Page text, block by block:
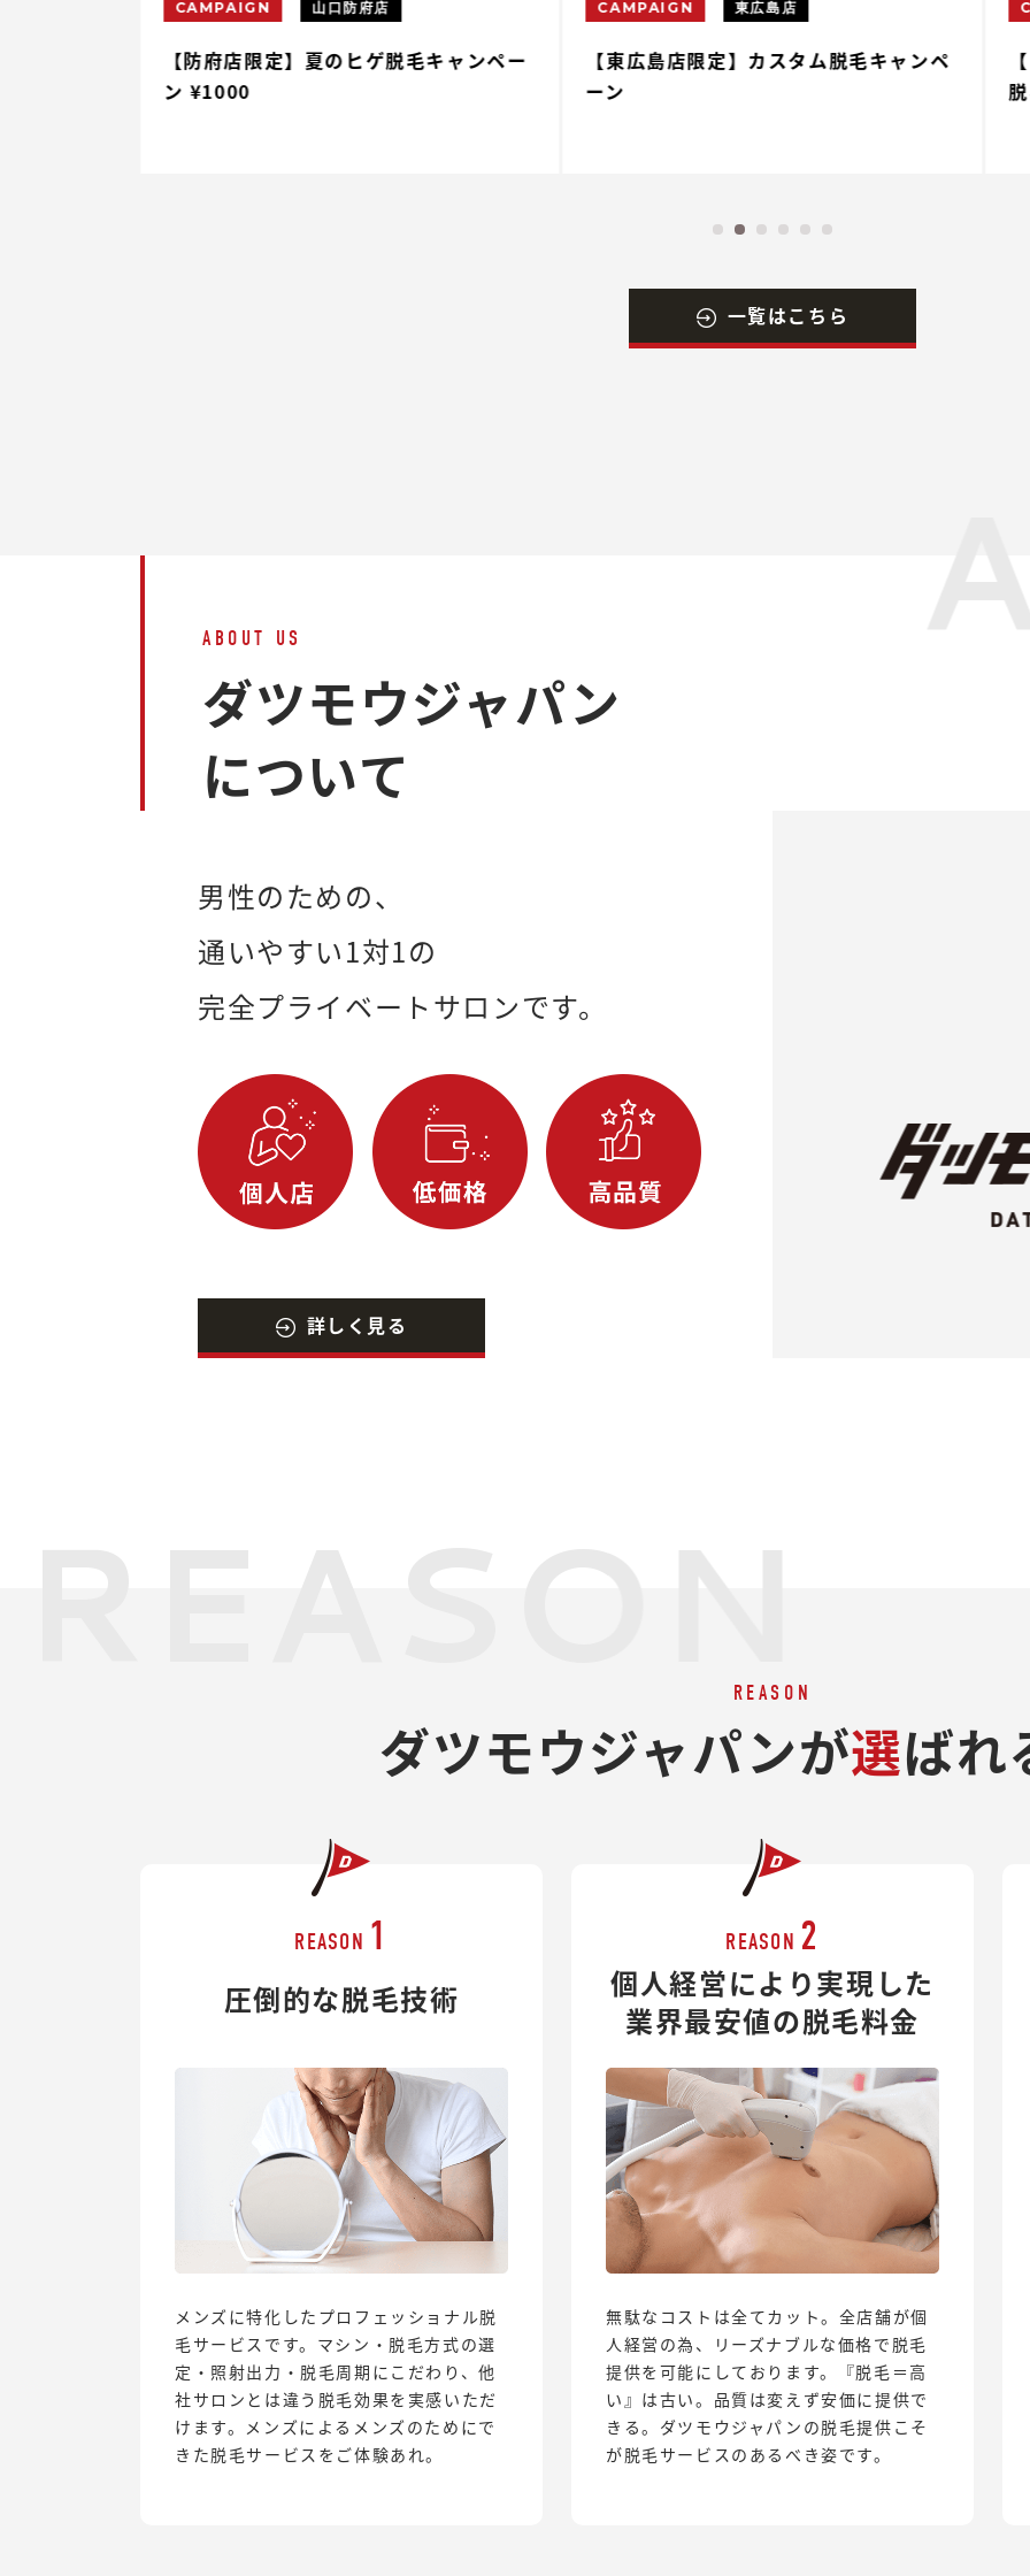
CAMPAIGN 山口防府店
【防府店限定】夏のヒゲ脱毛キャンペー
ン ¥1000
CAMPAIGN 東広島店
【東広島店限定】カスタム脱毛キャンペ
ーン
一覧はこちら
ABOUT US
ダツモウジャパン
について
男性のための、
通いやすい1対1の
完全プライベートサロンです。
詳しく見る
REASON
ダツモウジャパンが選ばれ
REASON 1
圧倒的な脱毛技術
メンズに特化したプロフェッショナル脱
毛サービスです。マシン・脱毛方式の選
定・照射出力・脱毛周期にこだわり、他
社サロンとは違う脱毛効果を実感いただ
けます。メンズによるメンズのためにで
きた脱毛サービスをご体験あれ。
REASON 2
個人経営により実現した
業界最安値の脱毛料金
無駄なコストは全てカット。全店舗が個
人経営の為、リーズナブルな価格で脱毛
提供を可能にしております。『脱毛＝高
い』は古い。品質は変えず安価に提供で
きる。ダツモウジャパンの脱毛提供こそ
が脱毛サービスのあるべき姿です。